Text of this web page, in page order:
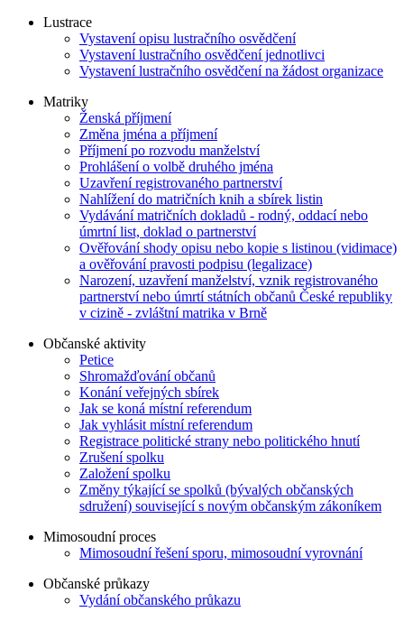
Lustrace
Vystavení opisu lustračního osvědčení
Vystavení lustračního osvědčení jednotlivci
Vystavení lustračního osvědčení na žádost organizace
Matriky
Ženská příjmení
Změna jména a příjmení
Příjmení po rozvodu manželství
Prohlášení o volbě druhého jména
Uzavření registrovaného partnerství
Nahlížení do matričních knih a sbírek listin
Vydávání matričních dokladů - rodný, oddací nebo
úmrtní list, doklad o partnerství
Ověřování shody opisu nebo kopie s listinou (vidimace)
a ověřování pravosti podpisu (legalizace)
Narození, uzavření manželství, vznik registrovaného
partnerství nebo úmrtí státních občanů České republiky
v cizině - zvláštní matrika v Brně
Občanské aktivity
Petice
Shromažďování občanů
Konání veřejných sbírek
Jak se koná místní referendum
Jak vyhlásit místní referendum
Registrace politické strany nebo politického hnutí
Zrušení spolku
Založení spolku
Změny týkající se spolků (bývalých občanských
sdružení) související s novým občanským zákoníkem
Mimosoudní proces
Mimosoudní řešení sporu, mimosoudní vyrovnání
Občanské průkazy
Vydání občanského průkazu